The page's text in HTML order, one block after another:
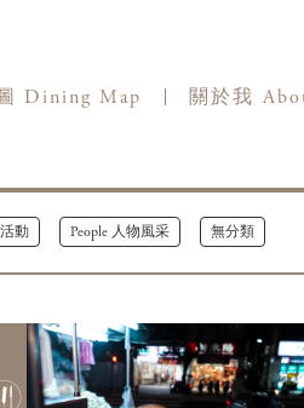
Dining Map 關於我
動 People 人物風采 無分類